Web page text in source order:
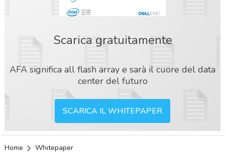
Scarica gratuitamente
AFA significa all flash array e sarà il cuore del data
center del futuro
SCARICA IL WHITEPAPER
Home Whitepaper